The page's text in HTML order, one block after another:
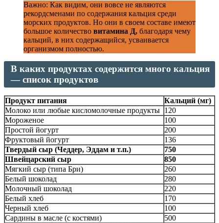
Важно: Как видим, они вовсе не являются
рекордсменами по содержания кальция среди
морских продуктов. Но они в своем составе имеют
большое количество витамина Д, благодаря чему
кальций, в них содержащийся, усваивается
организмом полностью.
В каких продуктах содержится много кальция
— список продуктов
Продукт питания
Кальций (мг)
Молоко или любые кисломолочные продукты 120
Мороженое
100
Простой йогурт
200
Фруктовый йогурт
136
Твердый сыр (Чеддер, Эддам и т.п.)
750
Швейцарский сыр
850
Мягкий сыр (типа Бри)
260
Белый шоколад
280
Молочный шоколад
220
Белый хлеб
170
Черный хлеб
100
Сардины в масле (с костями)
500